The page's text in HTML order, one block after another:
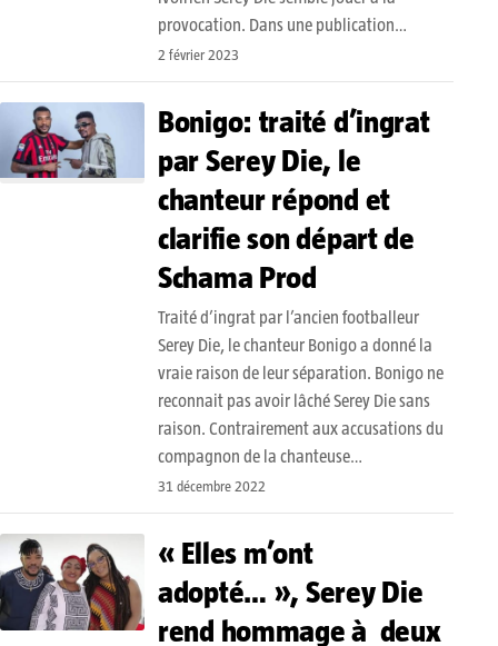
provocation. Dans une publication…
2 février 2023
Bonigo: traité d’ingrat
par Serey Die, le
chanteur répond et
clarifie son départ de
Schama Prod
Traité d’ingrat par l’ancien footballeur
Serey Die, le chanteur Bonigo a donné la
vraie raison de leur séparation. Bonigo ne
reconnait pas avoir lâché Serey Die sans
raison. Contrairement aux accusations du
compagnon de la chanteuse…
31 décembre 2022
« Elles m’ont
adopté… », Serey Die
rend hommage à deux